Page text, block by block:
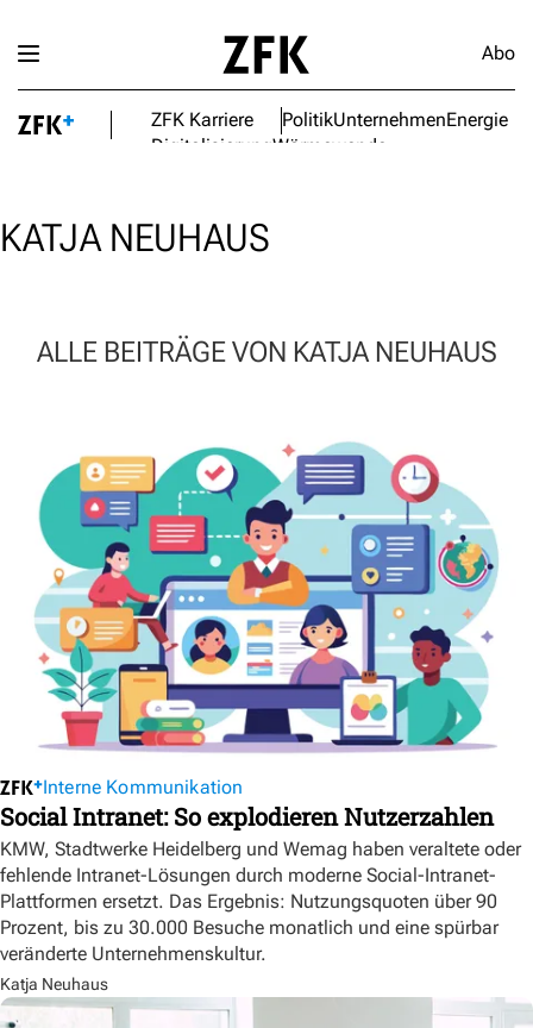
Abo
ZFK Karriere PolitikUnternehmenEnergie
DigitalisierungWärmewende
KATJA NEUHAUS
ALLE BEITRÄGE VON KATJA NEUHAUS
Interne Kommunikation
Social Intranet: So explodieren Nutzerzahlen
KMW, Stadtwerke Heidelberg und Wemag haben veraltete oder
fehlende Intranet-Lösungen durch moderne Social-Intranet-
Plattformen ersetzt. Das Ergebnis: Nutzungsquoten über 90
Prozent, bis zu 30.000 Besuche monatlich und eine spürbar
veränderte Unternehmenskultur.
Katja Neuhaus